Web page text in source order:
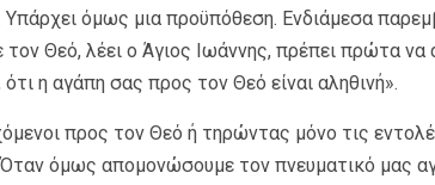
όμως μια προϋπόθεση. Ενδιάμεσα
Θεό, λέει ο Άγιος Ιωάννης, πρέπει πρώτα
η αγάπη σας προς τον Θεό είναι αληθινή».
προς τον Θεό ή τηρώντας μόνο τις
όμως απομονώσουμε τον πνευματικό μας